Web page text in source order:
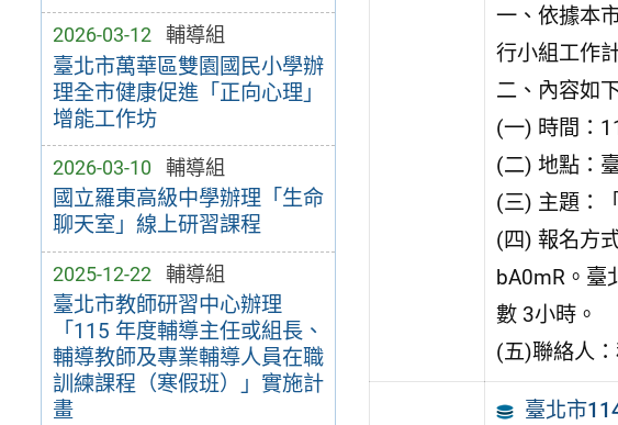
2026-03-12 輔導組
臺北市萬華區雙園國民小學辦
理全市健康促進「正向心理」
增能工作坊
2026-03-10 輔導組
國立羅東高級中學辦理「生命
聊天室」線上研習課程
2025-12-22 輔導組
臺北市教師研習中心辦理
「115 年度輔導主任或組長、
輔導教師及專業輔導人員在職
訓練課程（寒假班）」實施計
畫
一、依據本
行小組工作
二、內容如
(一) 時間：
(二) 地點：
(三) 主題：
(四) 報名方
bA0mR。臺
數 3小時。
(五)聯絡人
臺北市